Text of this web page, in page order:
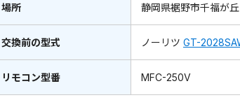
場所 静岡県裾野市千福が丘
交換前の型式 ノーリツ GT-
リモコン型番 MFC-250V